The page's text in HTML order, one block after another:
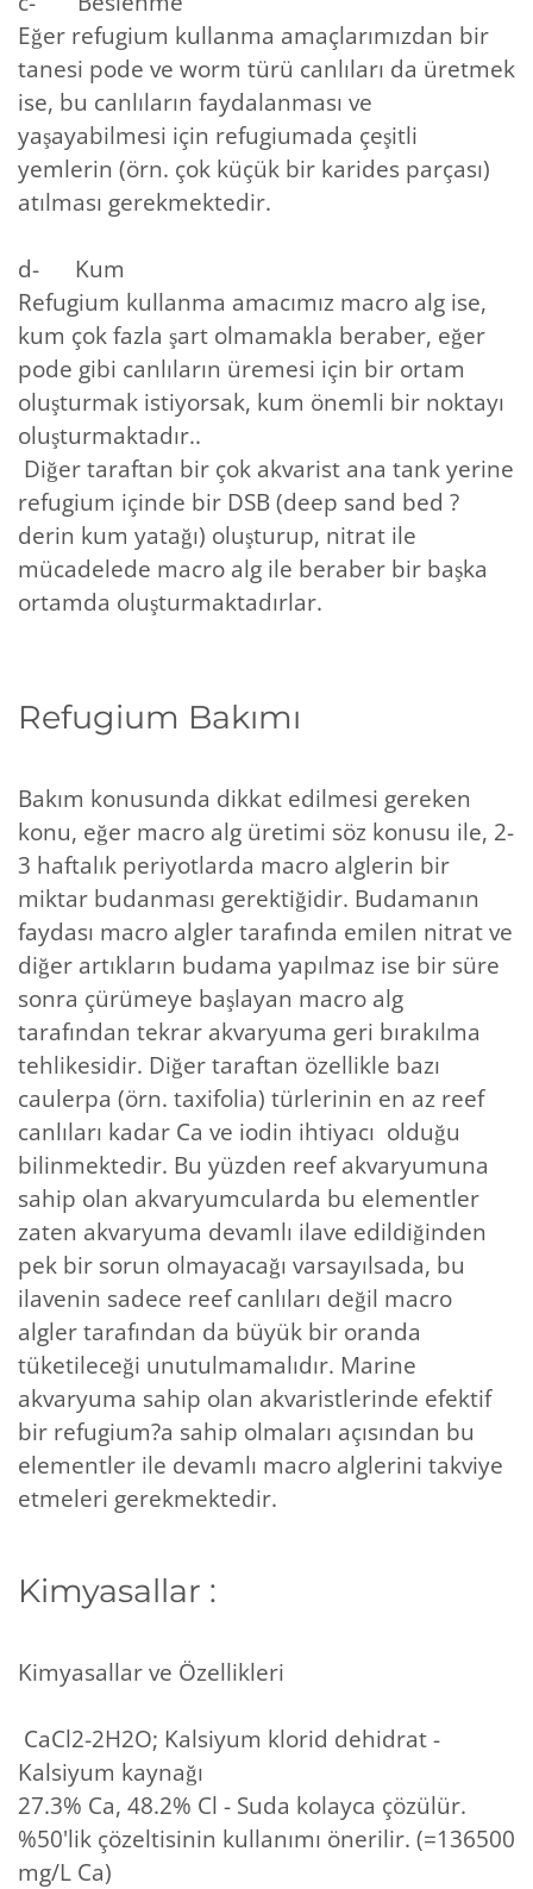
Eğer refugium kullanma amaçlarımızdan bir
tanesi pode ve worm türü canlıları da üretmek
ise, bu canlıların faydalanması ve
yaşayabilmesi için refugiumada çeşitli
yemlerin (örn. çok küçük bir karides parçası)
atılması gerekmektedir.
d- Kum
Refugium kullanma amacımız macro alg ise,
kum çok fazla şart olmamakla beraber, eğer
pode gibi canlıların üremesi için bir ortam
oluşturmak istiyorsak, kum önemli bir noktayı
oluşturmaktadır..
Diğer taraftan bir çok akvarist ana tank yerine
refugium içinde bir DSB (deep sand bed ?
derin kum yatağı) oluşturup, nitrat ile
mücadelede macro alg ile beraber bir başka
ortamda oluşturmaktadırlar.
Refugium Bakımı
Bakım konusunda dikkat edilmesi gereken
konu, eğer macro alg üretimi söz konusu ile, 2-
3 haftalık periyotlarda macro alglerin bir
miktar budanması gerektiğidir. Budamanın
faydası macro algler tarafında emilen nitrat ve
diğer artıkların budama yapılmaz ise bir süre
sonra çürümeye başlayan macro alg
tarafından tekrar akvaryuma geri bırakılma
tehlikesidir. Diğer taraftan özellikle bazı
caulerpa (örn. taxifolia) türlerinin en az reef
canlıları kadar Ca ve iodin ihtiyacı olduğu
bilinmektedir. Bu yüzden reef akvaryumuna
sahip olan akvaryumcularda bu elementler
zaten akvaryuma devamlı ilave edildiğinden
pek bir sorun olmayacağı varsayılsada, bu
ilavenin sadece reef canlıları değil macro
algler tarafından da büyük bir oranda
tüketileceği unutulmamalıdır. Marine
akvaryuma sahip olan akvaristlerinde efektif
bir refugium?a sahip olmaları açısından bu
elementler ile devamlı macro alglerini takviye
etmeleri gerekmektedir.
Kimyasallar :
Kimyasallar ve Özellikleri
CaCl2-2H2O; Kalsiyum klorid dehidrat -
Kalsiyum kaynağı
27.3% Ca, 48.2% Cl - Suda kolayca çözülür.
%50'lik çözeltisinin kullanımı önerilir. (=136500
mg/L Ca)